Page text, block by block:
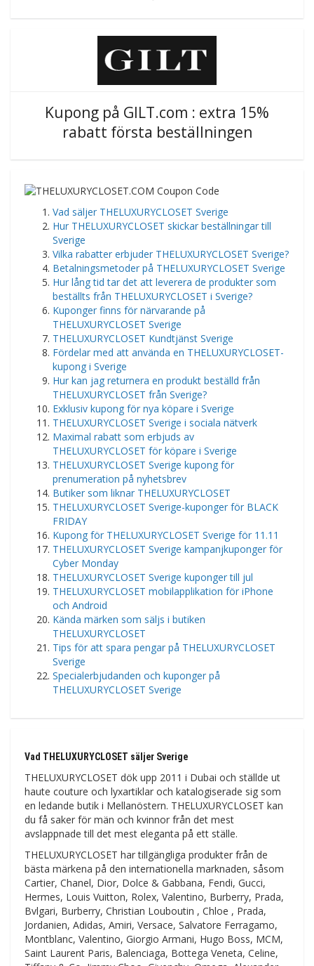
Kupong på GILT.com : extra 15%
rabatt första beställningen
​Vad säljer THELUXURYCLOSET Sverige
Hur THELUXURYCLOSET skickar beställningar till
Sverige
Vilka rabatter erbjuder THELUXURYCLOSET Sverige?
Betalningsmetoder på THELUXURYCLOSET Sverige
Hur lång tid tar det att leverera de produkter som
beställts från THELUXURYCLOSET i Sverige?
Kuponger finns för närvarande på
THELUXURYCLOSET Sverige
THELUXURYCLOSET Kundtjänst Sverige
Fördelar med att använda en THELUXURYCLOSET-
kupong i Sverige
Hur kan jag returnera en produkt beställd från
THELUXURYCLOSET från Sverige?
Exklusiv kupong för nya köpare i Sverige
THELUXURYCLOSET Sverige i sociala nätverk
Maximal rabatt som erbjuds av
THELUXURYCLOSET för köpare i Sverige
THELUXURYCLOSET Sverige kupong för
prenumeration på nyhetsbrev
Butiker som liknar THELUXURYCLOSET
THELUXURYCLOSET Sverige-kuponger för BLACK
FRIDAY
Kupong för THELUXURYCLOSET Sverige för 11.11
THELUXURYCLOSET Sverige kampanjkuponger för
Cyber ​​​​Monday
THELUXURYCLOSET Sverige kuponger till jul
THELUXURYCLOSET mobilapplikation för iPhone
och Android
Kända märken som säljs i butiken
THELUXURYCLOSET
Tips för att spara pengar på THELUXURYCLOSET
Sverige
Specialerbjudanden och kuponger på
THELUXURYCLOSET Sverige
Vad THELUXURYCLOSET säljer Sverige
THELUXURYCLOSET dök upp 2011 i Dubai och ställde ut
haute couture och lyxartiklar och katalogiserade sig som
en ledande butik i Mellanöstern. THELUXURYCLOSET kan
du få saker för män och kvinnor från det mest
avslappnade till det mest eleganta på ett ställe.
THELUXURYCLOSET har tillgängliga produkter från de
bästa märkena på den internationella marknaden, såsom
Cartier, Chanel, Dior, Dolce & Gabbana, Fendi, Gucci,
Hermes, Louis Vuitton, Rolex, Valentino, Burberry, Prada,
Bvlgari, Burberry, Christian Louboutin , Chloe , Prada,
Jordanien, Adidas, Amiri, Versace, Salvatore Ferragamo,
Montblanc, Valentino, Giorgio Armani, Hugo Boss, MCM,
Saint Laurent Paris, Balenciaga, Bottega Veneta, Celine,